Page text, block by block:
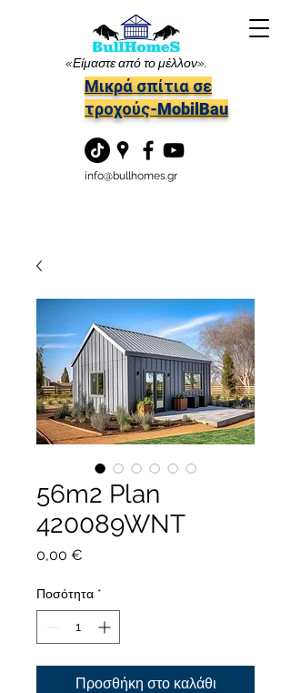
«Είμαστε από το μέλλον».
Μικρά σπίτια σε
τροχούς-MobilBau
info@bullhomes.gr
56m2 Plan
420089WNT
0,00 €
Ποσότητα *
Προσθήκη στο καλάθι